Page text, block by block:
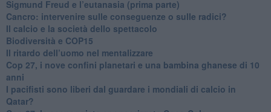
Sigmund Freud e l’eutanasia (prima parte)
Cancro: intervenire sulle conseguenze o sulle radici?
​Il calcio e la società dello spettacolo
Biodiversità e COP15
​Il ritardo dell’uomo nel mentalizzare
​Cop 27, i nove confini planetari e una bambina ghanese di 10
anni
​I pacifisti sono liberi dal guardare i mondiali di calcio in
Qatar?